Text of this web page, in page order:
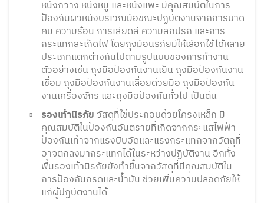
หนังกวาง หนังหมู และหนังแพะ มีคุณสมบัติในการ
ป้องกันผิวหนังบริเวณมือขณะปฏิบัติงานจากการบาด
คม ความร้อน การเสียดสี ความสกปรก และการ
กระแทกสะเก็ดไฟ โดยถุงมือนิรภัยมีให้เลือกใช้ได้หลาย
ประเภทแตกต่างกันไปตามรูปแบบของการทำงาน
ตัวอย่างเช่น ถุงมือป้องกันงานเย็น ถุงมือป้องกันงาน
เชื่อม ถุงมือป้องกันงานเลื่อยด้วยมือ ถุงมือป้องกัน
งานเครื่องจักร และถุงมือป้องกันทั่วไป เป็นต้น
รองเท้านิรภัย วัสดุที่ใช้ประกอบด้วยโครงเหล็ก มี
คุณสมบัติในป้องกันอันตรายที่เกิดจากกระแสไฟฟ้า
ป้องกันเท้าจากแรงบีบอัดและแรงกระแทกจากวัตถุที่
อาจตกลงมากระแทกได้ในระหว่างปฏิบัติงาน อีกทั้ง
พื้นรองเท้านิรภัยยังทำขึ้นจากวัสดุที่มีคุณสมบัติใน
การป้องกันกรดและน้ำมัน ช่วยเพิ่มความปลอดภัยให้
แก่ผู้ปฏิบัติงานได้